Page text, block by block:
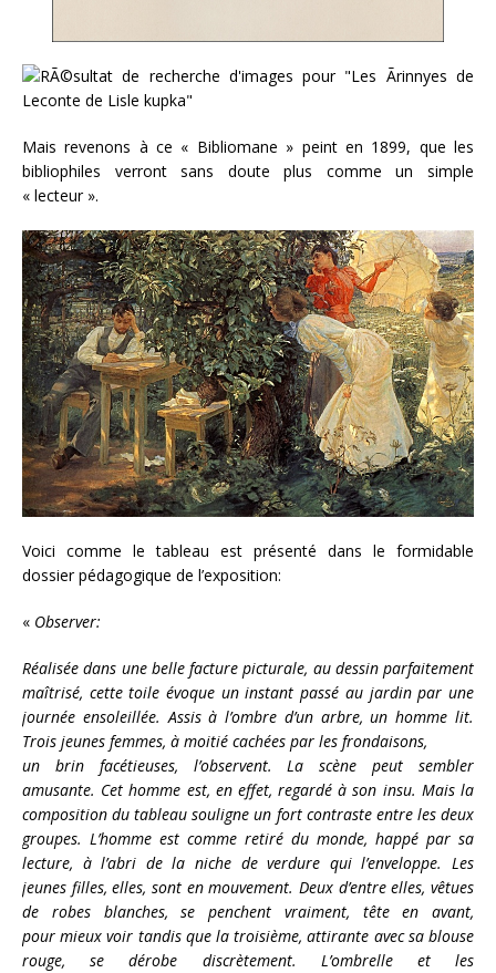
Mais revenons à ce « Bibliomane » peint en 1899, que les
bibliophiles verront sans doute plus comme un simple
« lecteur ».
Voici comme le tableau est présenté dans le formidable
dossier pédagogique de l’exposition:
« Observer:
Réalisée dans une belle facture picturale, au dessin parfaitement
maîtrisé, cette toile évoque un instant passé au jardin par une
journée ensoleillée. Assis à l’ombre d’un arbre, un homme lit.
Trois jeunes femmes, à moitié cachées par les frondaisons,
un brin facétieuses, l’observent. La scène peut sembler
amusante. Cet homme est, en effet, regardé à son insu. Mais la
composition du tableau souligne un fort contraste entre les deux
groupes. L’homme est comme retiré du monde, happé par sa
lecture, à l’abri de la niche de verdure qui l’enveloppe. Les
jeunes filles, elles, sont en mouvement. Deux d’entre elles, vêtues
de robes blanches, se penchent vraiment, tête en avant,
pour mieux voir tandis que la troisième, attirante avec sa blouse
rouge, se dérobe discrètement. L’ombrelle et les